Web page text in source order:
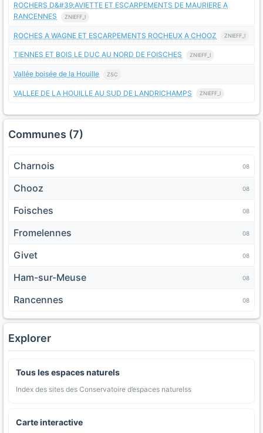
ROCHERS D&#39;AVIETTE ET ESCARPEMENTS DE MAURIERE A
RANCENNES
ZNIEFF_I
ROCHES A WAGNE ET ESCARPEMENTS ROCHEUX A CHOOZ ZNIEFF_I
TIENNES ET BOIS LE DUC AU NORD DE FOISCHES ZNIEFF_I
Vallée boisée de la Houille ZSC
VALLEE DE LA HOUILLE AU SUD DE LANDRICHAMPS ZNIEFF_I
Communes (7)
Charnois 08
Chooz 08
Foisches 08
Fromelennes 08
Givet 08
Ham-sur-Meuse 08
Rancennes 08
Explorer
Tous les espaces naturels
Index des sites des Conservatoire d’espaces naturelss
Carte interactive